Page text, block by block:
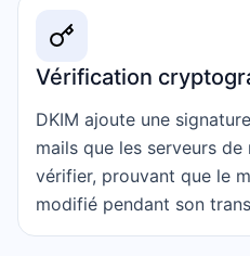
Vérification
DKIM ajoute une
mails que les serveurs
vérifier, prouvant que le
modifié pendant son